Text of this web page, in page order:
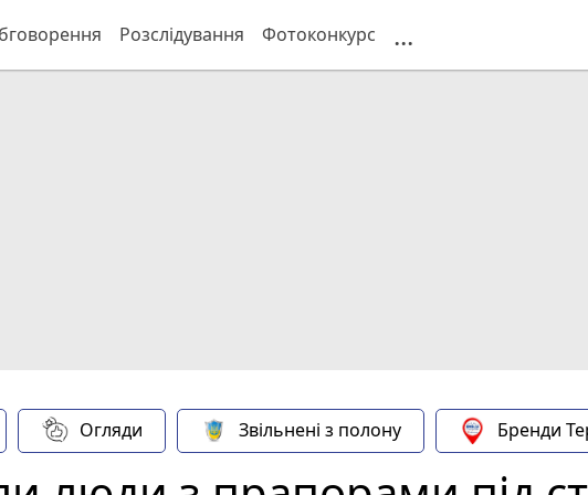
Розслідування Фотоконкурс ...
Огляди Звільнені з полону Бренди